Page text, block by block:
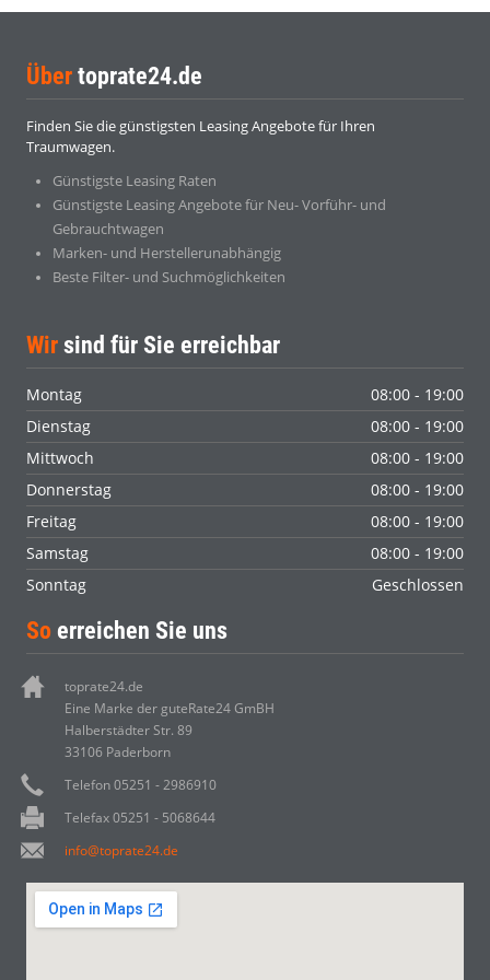
Über toprate24.de
Finden Sie die günstigsten Leasing Angebote für Ihren
Traumwagen.
Günstigste Leasing Raten
Günstigste Leasing Angebote für Neu- Vorführ- und
Gebrauchtwagen
Marken- und Herstellerunabhängig
Beste Filter- und Suchmöglichkeiten
Wir sind für Sie erreichbar
Montag
08:00 - 19:00
Dienstag
08:00 - 19:00
Mittwoch
08:00 - 19:00
Donnerstag
08:00 - 19:00
Freitag
08:00 - 19:00
Samstag
08:00 - 19:00
Sonntag
Geschlossen
So erreichen Sie uns
toprate24.de
Eine Marke der guteRate24 GmBH
Halberstädter Str. 89
33106 Paderborn
Telefon 05251 - 2986910
Telefax 05251 - 5068644
info@toprate24.de